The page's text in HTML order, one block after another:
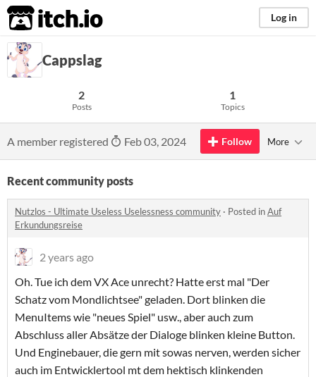
itch.io Log in
Cappslag
2
Posts
1
Topics
A member registered Feb 03, 2024 Follow More
Recent community posts
Nutzlos - Ultimate Useless Uselessness community · Posted inAuf
Erkundungsreise
2 years ago
Oh. Tue ich dem VX Ace unrecht? Hatte erst mal "Der
Schatz vom Mondlichtsee" geladen. Dort blinken die
MenuItems wie "neues Spiel" usw., aber auch zum
Abschluss aller Absätze der Dialoge blinken kleine Button.
Und Enginebauer, die gern mit sowas nerven, werden sicher
auch im Entwicklertool mt dem hektisch klinkenden